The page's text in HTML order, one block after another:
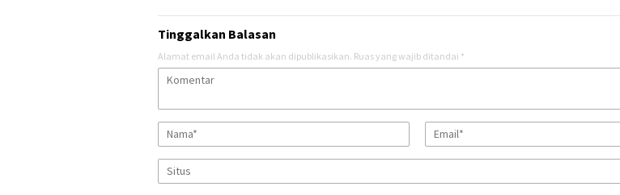
Tinggalkan Balasan
Alamat email Anda tidak akan dipublikasikan. Ruas yang wajib ditandai *